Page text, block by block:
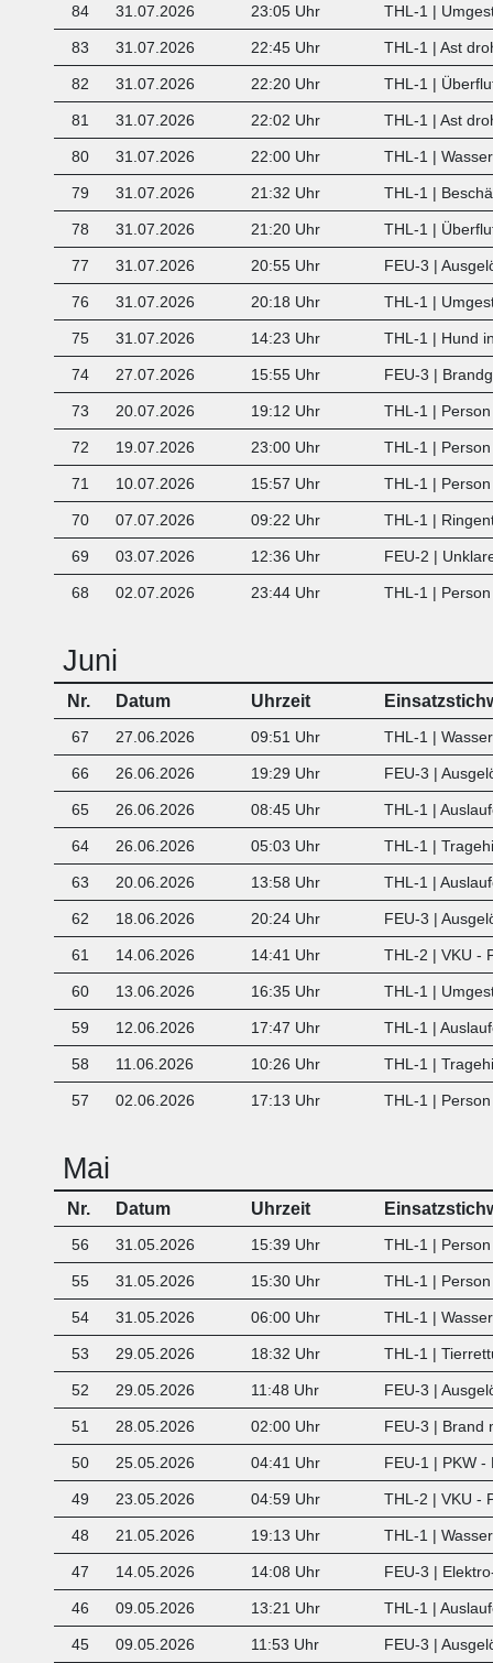
84 31.07.2026 23:05 Uhr THL-1 |
83 31.07.2026 22:45 Uhr THL-1 | Ast
82 31.07.2026 22:20 Uhr THL-1 |
81 31.07.2026 22:02 Uhr THL-1 | Ast
80 31.07.2026 22:00 Uhr THL-1 |
79 31.07.2026 21:32 Uhr THL-1 |
78 31.07.2026 21:20 Uhr THL-1 |
77 31.07.2026 20:55 Uhr FEU-3 |
76 31.07.2026 20:18 Uhr THL-1 |
75 31.07.2026 14:23 Uhr THL-1 | Hund
74 27.07.2026 15:55 Uhr FEU-3 |
73 20.07.2026 19:12 Uhr THL-1 |
72 19.07.2026 23:00 Uhr THL-1 |
71 10.07.2026 15:57 Uhr THL-1 |
70 07.07.2026 09:22 Uhr THL-1 |
69 03.07.2026 12:36 Uhr FEU-2 |
68 02.07.2026 23:44 Uhr THL-1 |
Juni
Nr. Datum Uhrzeit
67 27.06.2026 09:51 Uhr THL-1 |
66 26.06.2026 19:29 Uhr FEU-3 |
65 26.06.2026 08:45 Uhr THL-1 |
64 26.06.2026 05:03 Uhr THL-1 |
63 20.06.2026 13:58 Uhr THL-1 |
62 18.06.2026 20:24 Uhr FEU-3 |
61 14.06.2026 14:41 Uhr THL-2 | VKU -
60 13.06.2026 16:35 Uhr THL-1 |
59 12.06.2026 17:47 Uhr THL-1 |
58 11.06.2026 10:26 Uhr THL-1 |
57 02.06.2026 17:13 Uhr THL-1 |
Mai
Nr. Datum Uhrzeit
56 31.05.2026 15:39 Uhr THL-1 |
55 31.05.2026 15:30 Uhr THL-1 |
54 31.05.2026 06:00 Uhr THL-1 |
53 29.05.2026 18:32 Uhr THL-1 |
52 29.05.2026 11:48 Uhr FEU-3 |
51 28.05.2026 02:00 Uhr FEU-3 | Brand
50 25.05.2026 04:41 Uhr FEU-1 | PKW -
49 23.05.2026 04:59 Uhr THL-2 | VKU -
48 21.05.2026 19:13 Uhr THL-1 |
47 14.05.2026 14:08 Uhr FEU-3 |
46 09.05.2026 13:21 Uhr THL-1 |
45 09.05.2026 11:53 Uhr FEU-3 |